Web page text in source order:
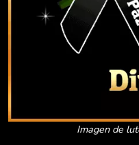
Imagen de